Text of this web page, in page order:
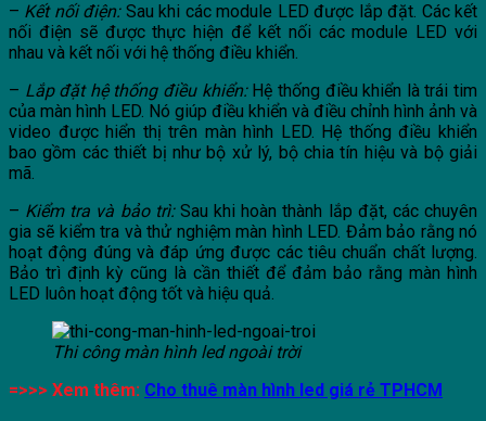
– Kết nối điện: Sau khi các module LED được lắp đặt. Các kết
nối điện sẽ được thực hiện để kết nối các module LED với
nhau và kết nối với hệ thống điều khiển.
– Lắp đặt hệ thống điều khiển:Hệ thống điều khiển là trái tim
của màn hình LED. Nó giúp điều khiển và điều chỉnh hình ảnh và
video được hiển thị trên màn hình LED. Hệ thống điều khiển
bao gồm các thiết bị như bộ xử lý, bộ chia tín hiệu và bộ giải
mã.
– Kiểm tra và bảo trì: Sau khi hoàn thành lắp đặt, các chuyên
gia sẽ kiểm tra và thử nghiệm màn hình LED. Đảm bảo rằng nó
hoạt động đúng và đáp ứng được các tiêu chuẩn chất lượng.
Bảo trì định kỳ cũng là cần thiết để đảm bảo rằng màn hình
LED luôn hoạt động tốt và hiệu quả.
Thi công màn hình led ngoài trời
=>>> Xem thêm: Cho thuê màn hình led giá rẻ TPHCM